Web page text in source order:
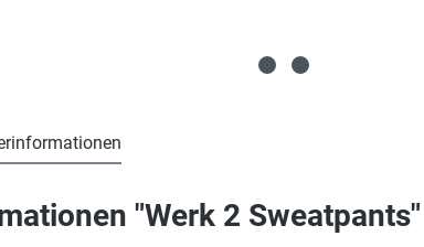
"Werk 2 Sweatpants"